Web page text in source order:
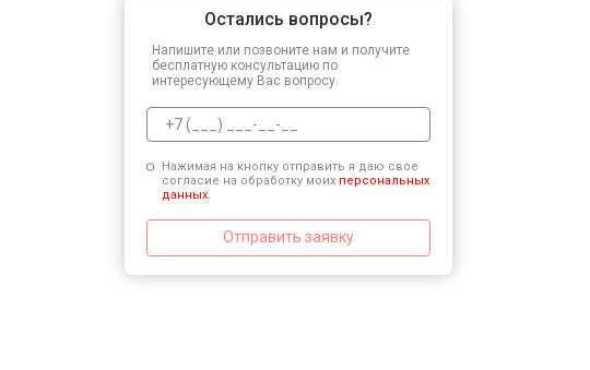
Остались вопросы?
Напишите или позвоните нам и получите
бесплатную консультацию по
интересующему Вас вопросу.
Нажимая на кнопку отправить я даю свое
согласие на обработку моих персональных
данных.
Отправить заявку